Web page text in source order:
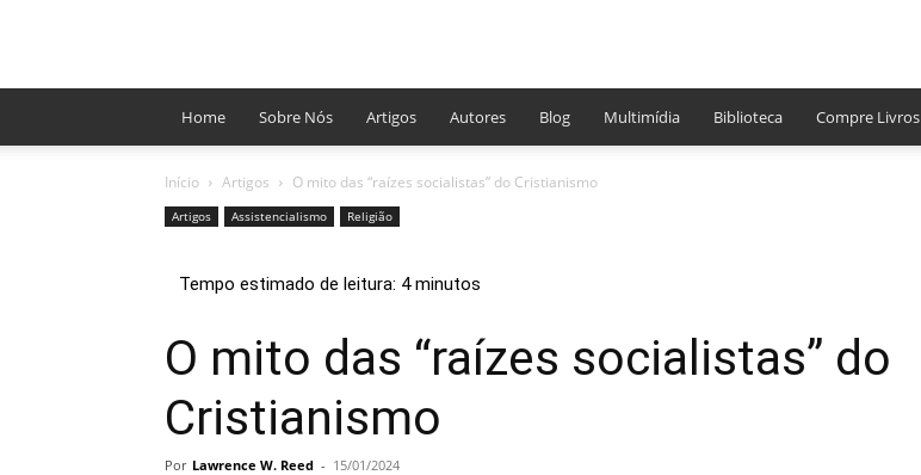
Home Sobre Nós Artigos Autores Blog Multimídia Biblioteca Compre Livros
Início Artigos O mito das “raízes socialistas” do Cristianismo
Artigos Assistencialismo Religião
O mito das “raízes socialistas” do
Cristianismo
Por Lawrence W. Reed - 15/01/2024